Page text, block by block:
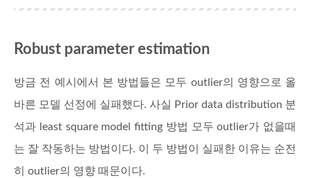
Robust parameter estimation
방금 전 예시에서 본 방법들은 모두 outlier의 영향으로 올
바른 모델 선정에 실패했다. 사실 Prior data distribution 분
석과 least square model fitting 방법 모두 outlier가 없을때
는 잘 작동하는 방법이다. 이 두 방법이 실패한 이유는 순전
히 outlier의 영향 때문이다.